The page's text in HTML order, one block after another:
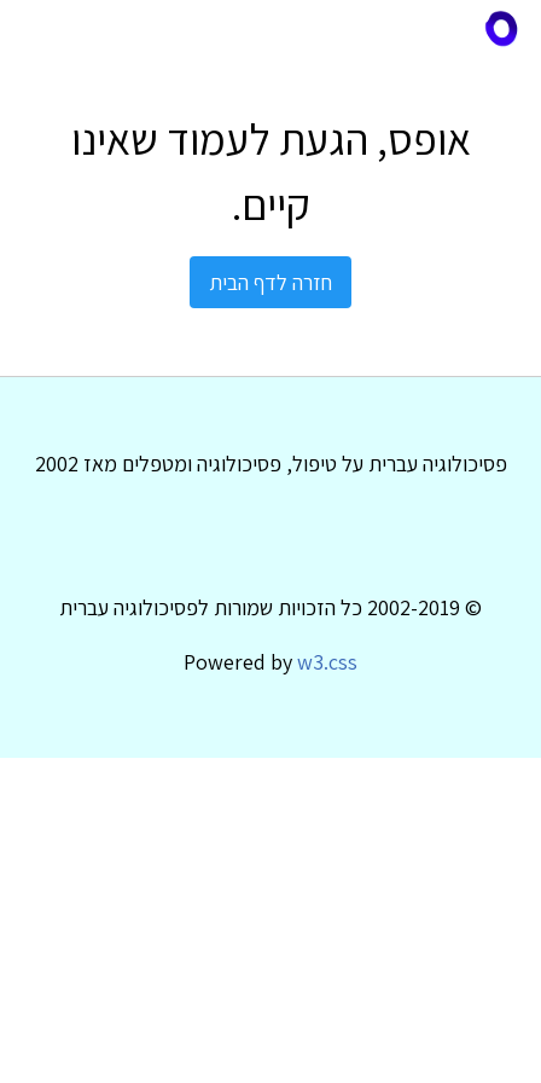
אופס, הגעת לעמוד שאינו
קיים.
חזרה לדף הבית
פסיכולוגיה עברית על טיפול, פסיכולוגיה ומטפלים מאז 2002
© 2002-2019 כל הזכויות שמורות לפסיכולוגיה עברית
Powered byw3.css